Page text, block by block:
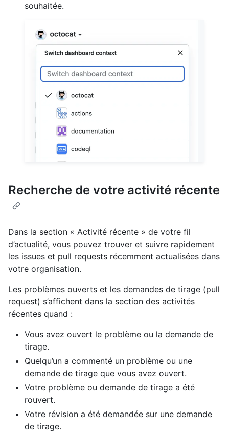
souhaitée.
Recherche de votre activité récente
Dans la section « Activité récente » de votre fil
d’actualité, vous pouvez trouver et suivre rapidement
les issues et pull requests récemment actualisées dans
votre organisation.
Les problèmes ouverts et les demandes de tirage (pull
request) s’affichent dans la section des activités
récentes quand :
Vous avez ouvert le problème ou la demande de
tirage.
Quelqu’un a commenté un problème ou une
demande de tirage que vous avez ouvert.
Votre problème ou demande de tirage a été
rouvert.
Votre révision a été demandée sur une demande
de tirage.